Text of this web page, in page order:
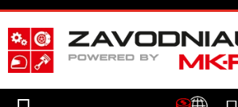
Přejít
na
obsah